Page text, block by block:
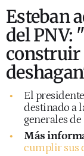
Esteban
del PNV:
construir
El
destinado a
generales
Más
cumplir sus